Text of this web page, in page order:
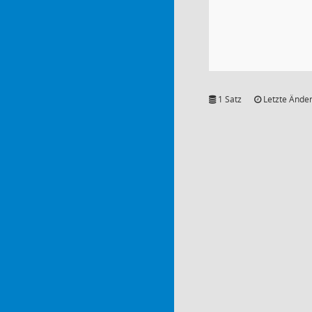
1 Satz Letzte